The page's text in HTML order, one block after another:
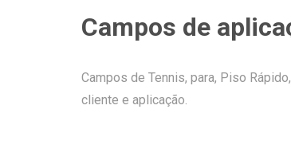
Campos de
Campos de Tennis, para, Piso
cliente e aplicação.